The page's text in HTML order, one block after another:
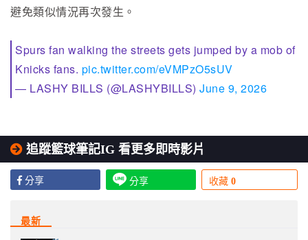
避免類似情況再次發生。
Spurs fan walking the streets gets jumped by a mob of
Knicks fans. pic.twitter.com/eVMPzO5sUV
— LASHY BILLS (@LASHYBILLS) June 9, 2026
追蹤籃球筆記IG 看更多即時影片
分享 分享 收藏 0
最新